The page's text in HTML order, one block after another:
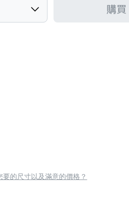
購買
要的尺寸以及滿意的價格？